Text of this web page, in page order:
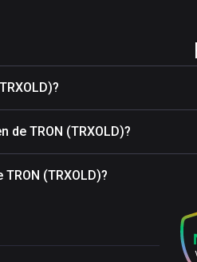
de TRON (TRXOLD)?
(TRXOLD)?